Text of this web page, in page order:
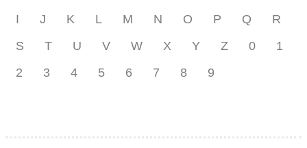
I
J K L M N O P Q
R
S
T U V W X Y Z 0
1
2
3 4 5 6 7 8 9